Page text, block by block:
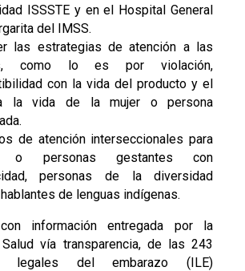
ISSSTE y en el Hospital General
del IMSS.
las estrategias de atención a las
como lo es por violación,
con la vida del producto y el
la vida de la mujer o persona
de atención interseccionales para
o personas gestantes con
personas de la diversidad
de lenguas indígenas.
información entregada por la
vía transparencia, de las 243
legales del embarazo (ILE)